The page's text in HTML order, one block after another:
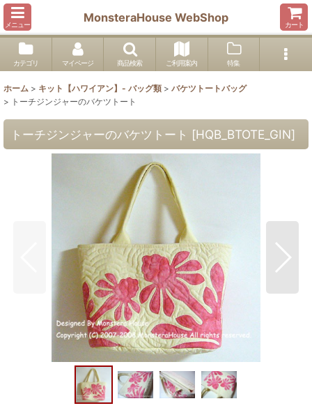
メニュー
MonsteraHouse WebShop
カート
カテゴリ マイページ 商品検索 ご利用案内 特集
ホーム > キット【ハワイアン】- バッグ類 > バケツトートバッグ
> トーチジンジャーのバケツトート
トーチジンジャーのバケツトート [HQB_BTOTE_GIN]